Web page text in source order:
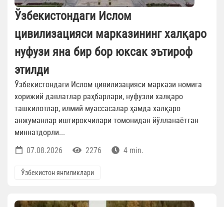
Ўзбекистондаги Ислом
цивилизацияси марказининг халқаро
нуфузи яна бир бор юксак эътироф
этилди
Ўзбекистондаги Ислом цивилизацияси маркази номига
хорижий давлатлар раҳбарлари, нуфузли халқаро
ташкилотлар, илмий муассасалар ҳамда халқаро
анжуманлар иштирокчилари томонидан йўлланаётган
миннатдорли...
07.08.2026
2276 4 min.
Ўзбекистон янгиликлари